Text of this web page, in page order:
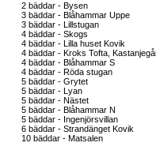
2 bäddar - Bysen
3 bäddar - Blåhammar Uppe
3 bäddar - Lillstugan
4 bäddar - Skogs
4 bäddar - Lilla huset Kovik
4 bäddar - Kroks Tofta,
4 bäddar - Blåhammar S
4 bäddar - Röda stugan
5 bäddar - Grytet
5 bäddar - Lyan
5 bäddar - Nästet
5 bäddar - Blåhammar N
5 bäddar - Ingenjörsvillan
6 bäddar - Strandänget Kovik
10 bäddar - Matsalen